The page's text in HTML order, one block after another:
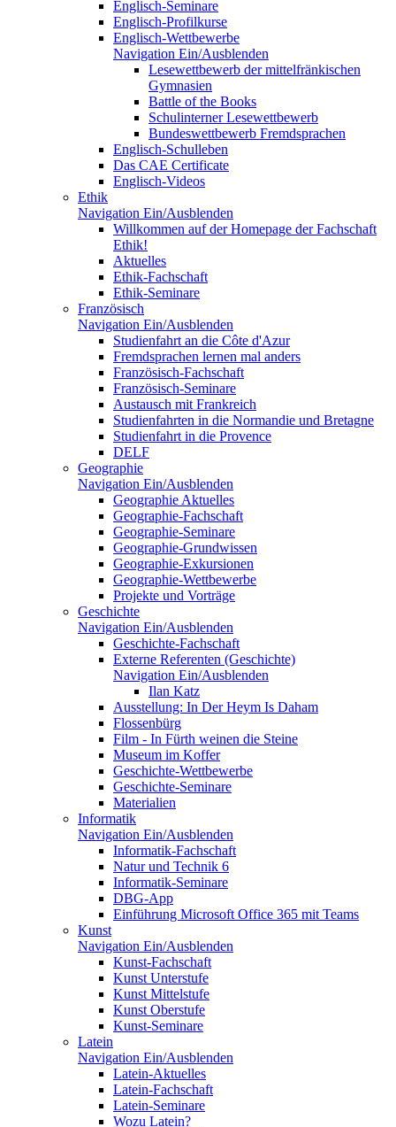
Englisch-Seminare
Englisch-Profilkurse
Englisch-Wettbewerbe
Navigation Ein/Ausblenden
Lesewettbewerb der mittelfränkischen
Gymnasien
Battle of the Books
Schulinterner Lesewettbewerb
Bundeswettbewerb Fremdsprachen
Englisch-Schulleben
Das CAE Certificate
Englisch-Videos
Ethik
Navigation Ein/Ausblenden
Willkommen auf der Homepage der Fachschaft
Ethik!
Aktuelles
Ethik-Fachschaft
Ethik-Seminare
Französisch
Navigation Ein/Ausblenden
Studienfahrt an die Côte d'Azur
Fremdsprachen lernen mal anders
Französisch-Fachschaft
Französisch-Seminare
Austausch mit Frankreich
Studienfahrten in die Normandie und Bretagne
Studienfahrt in die Provence
DELF
Geographie
Navigation Ein/Ausblenden
Geographie Aktuelles
Geographie-Fachschaft
Geographie-Seminare
Geographie-Grundwissen
Geographie-Exkursionen
Geographie-Wettbewerbe
Projekte und Vorträge
Geschichte
Navigation Ein/Ausblenden
Geschichte-Fachschaft
Externe Referenten (Geschichte)
Navigation Ein/Ausblenden
Ilan Katz
Ausstellung: In Der Heym Is Daham
Flossenbürg
Film - In Fürth weinen die Steine
Museum im Koffer
Geschichte-Wettbewerbe
Geschichte-Seminare
Materialien
Informatik
Navigation Ein/Ausblenden
Informatik-Fachschaft
Natur und Technik 6
Informatik-Seminare
DBG-App
Einführung Microsoft Office 365 mit Teams
Kunst
Navigation Ein/Ausblenden
Kunst-Fachschaft
Kunst Unterstufe
Kunst Mittelstufe
Kunst Oberstufe
Kunst-Seminare
Latein
Navigation Ein/Ausblenden
Latein-Aktuelles
Latein-Fachschaft
Latein-Seminare
Wozu Latein?